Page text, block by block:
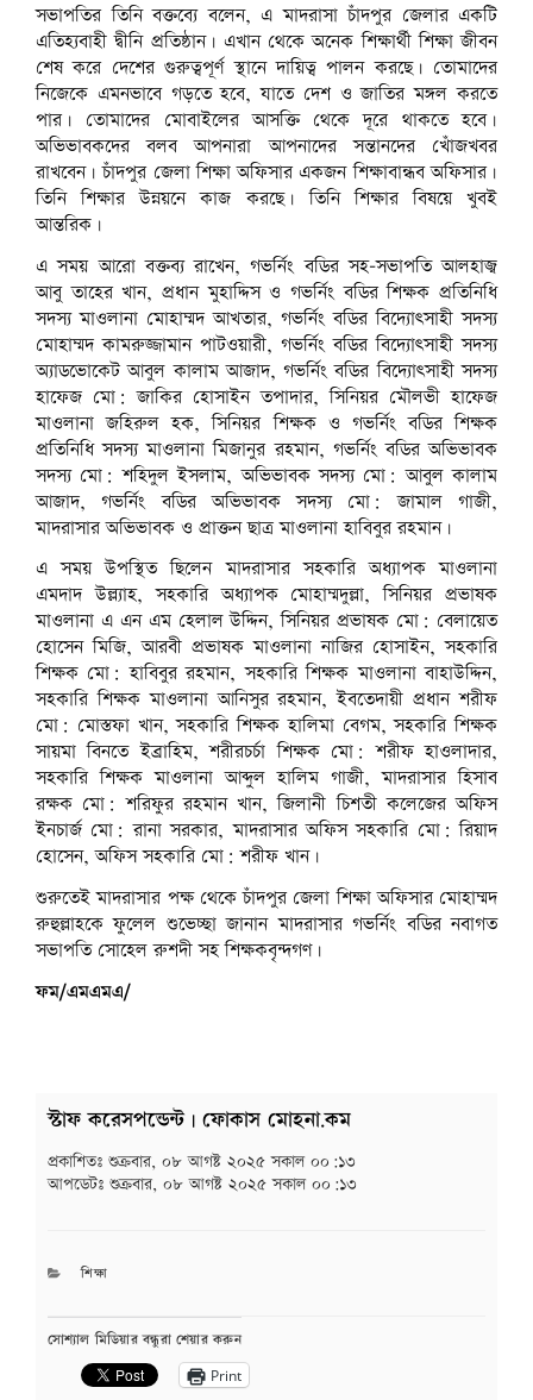
সভাপতির তিনি বক্তব্যে বলেন, এ মাদরাসা চাঁদপুর জেলার একটি
এতিহ্যবাহী দ্বীনি প্রতিষ্ঠান। এখান থেকে অনেক শিক্ষার্থী শিক্ষা জীবন
শেষ করে দেশের গুরুত্বপূর্ণ স্থানে দায়িত্ব পালন করছে। তোমাদের
নিজেকে এমনভাবে গড়তে হবে, যাতে দেশ ও জাতির মঙ্গল করতে
পার। তোমাদের মোবাইলের আসক্তি থেকে দূরে থাকতে হবে।
অভিভাবকদের বলব আপনারা আপনাদের সন্তানদের খোঁজখবর
রাখবেন। চাঁদপুর জেলা শিক্ষা অফিসার একজন শিক্ষাবান্ধব অফিসার।
তিনি শিক্ষার উন্নয়নে কাজ করছে। তিনি শিক্ষার বিষয়ে খুবই
আন্তরিক।
এ সময় আরো বক্তব্য রাখেন, গভর্নিং বডির সহ-সভাপতি আলহাজ্ব
আবু তাহের খান, প্রধান মুহাদ্দিস ও গভর্নিং বডির শিক্ষক প্রতিনিধি
সদস্য মাওলানা মোহাম্মদ আখতার, গভর্নিং বডির বিদ্যোৎসাহী সদস্য
মোহাম্মদ কামরুজ্জামান পাটওয়ারী, গভর্নিং বডির বিদ্যোৎসাহী সদস্য
অ্যাডভোকেট আবুল কালাম আজাদ, গভর্নিং বডির বিদ্যোৎসাহী সদস্য
হাফেজ মো: জাকির হোসাইন তপাদার, সিনিয়র মৌলভী হাফেজ
মাওলানা জহিরুল হক, সিনিয়র শিক্ষক ও গভর্নিং বডির শিক্ষক
প্রতিনিধি সদস্য মাওলানা মিজানুর রহমান, গভর্নিং বডির অভিভাবক
সদস্য মো: শহিদুল ইসলাম, অভিভাবক সদস্য মো: আবুল কালাম
আজাদ, গভর্নিং বডির অভিভাবক সদস্য মো: জামাল গাজী,
মাদরাসার অভিভাবক ও প্রাক্তন ছাত্র মাওলানা হাবিবুর রহমান।
এ সময় উপস্থিত ছিলেন মাদরাসার সহকারি অধ্যাপক মাওলানা
এমদাদ উল্ল্যাহ, সহকারি অধ্যাপক মোহাম্মদুল্লা, সিনিয়র প্রভাষক
মাওলানা এ এন এম হেলাল উদ্দিন, সিনিয়র প্রভাষক মো: বেলায়েত
হোসেন মিজি, আরবী প্রভাষক মাওলানা নাজির হোসাইন, সহকারি
শিক্ষক মো: হাবিবুর রহমান, সহকারি শিক্ষক মাওলানা বাহাউদ্দিন,
সহকারি শিক্ষক মাওলানা আনিসুর রহমান, ইবতেদায়ী প্রধান শরীফ
মো: মোস্তফা খান, সহকারি শিক্ষক হালিমা বেগম, সহকারি শিক্ষক
সায়মা বিনতে ইব্রাহিম, শরীরচর্চা শিক্ষক মো: শরীফ হাওলাদার,
সহকারি শিক্ষক মাওলানা আব্দুল হালিম গাজী, মাদরাসার হিসাব
রক্ষক মো: শরিফুর রহমান খান, জিলানী চিশতী কলেজের অফিস
ইনচার্জ মো: রানা সরকার, মাদরাসার অফিস সহকারি মো: রিয়াদ
হোসেন, অফিস সহকারি মো: শরীফ খান।
শুরুতেই মাদরাসার পক্ষ থেকে চাঁদপুর জেলা শিক্ষা অফিসার মোহাম্মদ
রুহুল্লাহকে ফুলেল শুভেচ্ছা জানান মাদরাসার গভর্নিং বডির নবাগত
সভাপতি সোহেল রুশদী সহ শিক্ষকবৃন্দগণ।
ফম/এমএমএ/
স্টাফ করেসপন্ডেন্ট | ফোকাস মোহনা.কম
প্রকাশিতঃ শুক্রবার, ০৮ আগষ্ট ২০২৫ সকাল ০০:১৩
আপডেটঃ শুক্রবার, ০৮ আগষ্ট ২০২৫ সকাল ০০:১৩
CATEGORIES
শিক্ষা
সোশ্যাল মিডিয়ার বন্ধুরা শেয়ার করুন
Print